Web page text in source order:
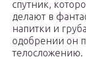
спутник,
делают в
напитки и
одобрении он
телосложению.